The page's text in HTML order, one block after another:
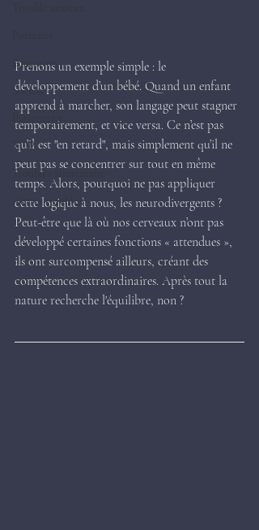
Trouble anxieux
Education
Société
Partenariat
TOP
Troubles alimentaire
Autres troubles
Prenons un exemple simple : le
développement d’un bébé. Quand un enfant
apprend à marcher, son langage peut stagner
temporairement, et vice versa. Ce n’est pas
qu’il est "en retard", mais simplement qu’il ne
peut pas se concentrer sur tout en même
temps. Alors, pourquoi ne pas appliquer
cette logique à nous, les neurodivergents ?
Peut-être que là où nos cerveaux n’ont pas
développé certaines fonctions « attendues »,
ils ont surcompensé ailleurs, créant des
compétences extraordinaires. Après tout la
nature recherche l'équilibre, non ?